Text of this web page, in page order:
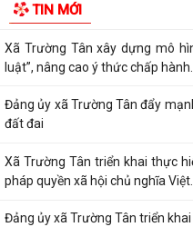
TIN MỚI
liệu dân cư.
Xã Trường Tân xây dựng mô
luật”, nâng cao ý thức chấp hành...
Đảng ủy xã Trường Tân đẩy
đất đai
Xã Trường Tân triển khai thực
pháp quyền xã hội chủ nghĩa Việt...
Đảng ủy xã Trường Tân triển